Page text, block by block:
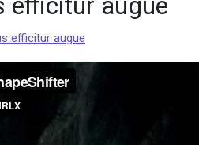
efficitur augue